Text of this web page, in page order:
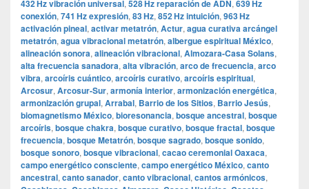
432 Hz vibración universal, 528 Hz reparación de ADN, 639 Hz
conexión, 741 Hz expresión, 83 Hz, 852 Hz intuición, 963 Hz
activación pineal, activar metatrón, Actur, agua curativa arcángel
metatrón, agua vibracional metatrón, albergue espiritual México,
alineación sonora, alineación vibracional, Almozara-Casa Solans,
alta frecuencia sanadora, alta vibración, arco de frecuencia, arco
vibra, arcoíris cuántico, arcoíris curativo, arcoíris espiritual,
Arcosur, Arcosur-Sur, armonía interior, armonización energética,
armonización grupal, Arrabal, Barrio de los Sitios, Barrio Jesús,
biomagnetismo México, bioresonancia, bosque ancestral, bosque
arcoíris, bosque chakra, bosque curativo, bosque fractal, bosque
frecuencia, bosque Metatrón, bosque sagrado, bosque sonido,
bosque sonoro, bosque vibracional, cacao ceremonial Oaxaca,
campo energético consciente, campo energético México, canto
ancestral, canto sanador, canto vibracional, cantos armónicos,